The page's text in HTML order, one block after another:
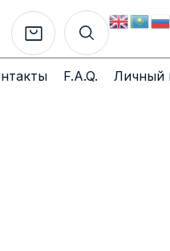
F.A.Q. Личный